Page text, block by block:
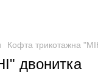
Кофта трикотажна
двонитка